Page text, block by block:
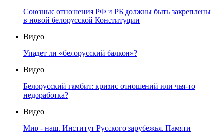
Союзные отношения РФ и РБ должны быть закреплены
в новой белорусской Конституции
Видео
Упадет ли «белорусский балкон»?
Видео
Белорусский гамбит: кризис отношений или чья-то
недоработка?
Видео
Мир - наш. Институт Русского зарубежья. Памяти